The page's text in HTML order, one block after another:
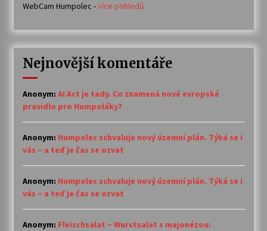
WebCam Humpolec -více pohledů
Nejnovější komentáře
Anonym: AI Act je tady. Co znamená nové evropské
pravidlo pro Humpoláky?
Anonym: Humpolec schvaluje nový územní plán. Týká se i
vás – a teď je čas se ozvat
Anonym: Humpolec schvaluje nový územní plán. Týká se i
vás – a teď je čas se ozvat
Anonym: Fleischsalat – Wurstsalat s majonézou: